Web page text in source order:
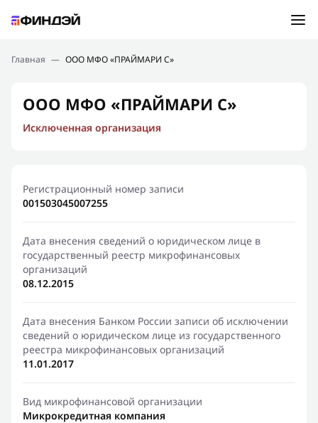
Подбор займа
Новости
Финансовое просвещение
Главная — ООО МФО «ПРАЙМАРИ С»
ООО МФО «ПРАЙМАРИ С»
Исключенная организация
Регистрационный номер записи
001503045007255
Дата внесения сведений о юридическом лице в
государственный реестр микрофинансовых
организаций
08.12.2015
Дата внесения Банком России записи об исключении
сведений о юридическом лице из государственного
реестра микрофинансовых организаций
11.01.2017
Вид микрофинансовой организации
Микрокредитная компания
Ошибка:Контактная форма не найдена.
Спасибо, что написали нам
Мы свяжемся с Вами в ближайшее время и сообщим
результат
Отправить новый запрос